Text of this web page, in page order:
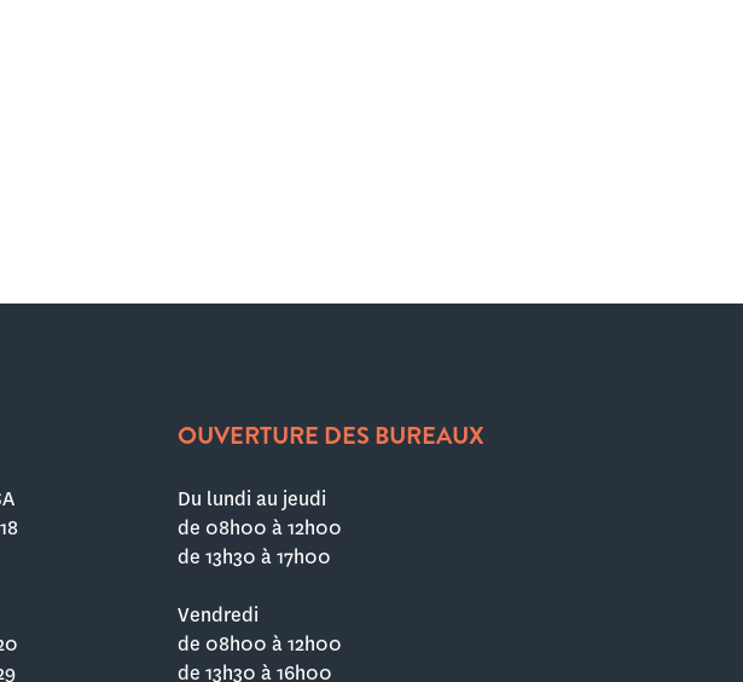
OUVERTURE DES BUREAUX
Du lundi au jeudi
de 08h00 à 12h00
de 13h30 à 17h00
Vendredi
de 08h00 à 12h00
de 13h30 à 16h00